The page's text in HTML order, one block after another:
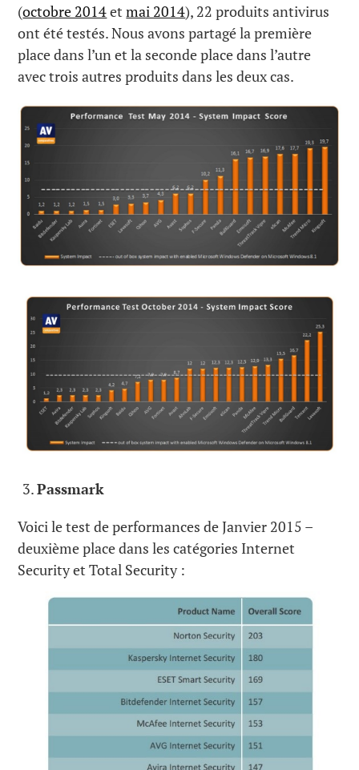
(octobre 2014etmai 2014), 22 produits antivirus
ont été testés. Nous avons partagé la première
place dans l’un et la seconde place dans l’autre
avec trois autres produits dans les deux cas.
Passmark
Voici le test de performances de Janvier 2015 –
deuxième place dans les catégories Internet
Security et Total Security :